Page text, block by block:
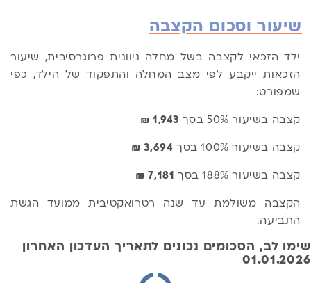
שיעור וסכום הקצבה
ילד הזכאי לקצבה בשל מחלה ניוונית פרוגרסיבית, שיעור
הזכאות ייקבע לפי מצב המחלה והתפקוד של הילד, כפי
שמפורט:
קצבה בשיעור 50% בסך 1,943 ₪
קצבה בשיעור 100% בסך 3,694 ₪
קצבה בשיעור 188% בסך 7,181 ₪
הקצבה משולמת עד שנה רטרואקטיבית ממועד הגשת
התביעה.
שימו לב, הסכומים נכונים לתאריך העדכון האחרון
01.01.2026